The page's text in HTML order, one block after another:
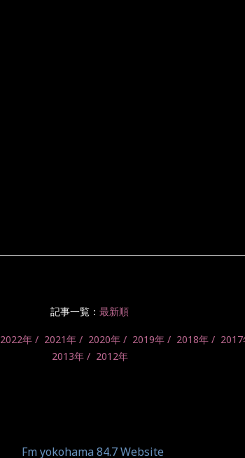
記事一覧： 最新順
2022年 2021年 2020年 2019年 2018年 2017
2013年
2012年
Fm yokohama 84.7 Website